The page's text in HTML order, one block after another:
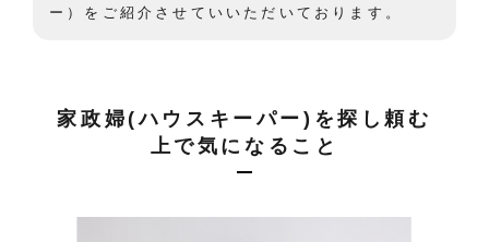
ー）をご紹介させていいただいております。
家政婦(ハウスキーパー)を探し頼む
上で気になること